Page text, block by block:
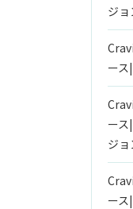
ジ
ー
ー
ジ
ー